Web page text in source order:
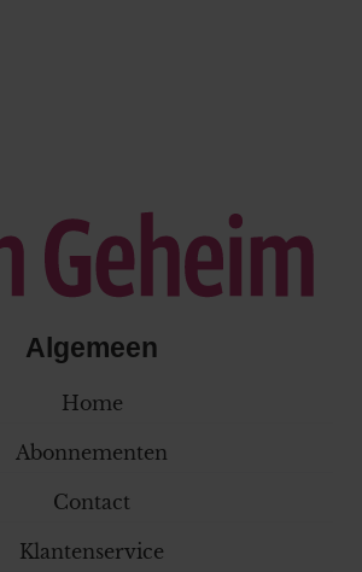
Algemeen
Home
Abonnementen
Contact
Klantenservice